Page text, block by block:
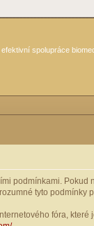
efektivní spolupráce
podmínkami.
tyto podmínky
fóra, které